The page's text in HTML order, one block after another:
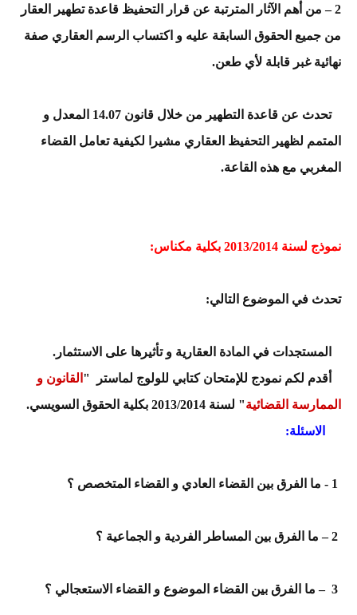
2 – من أهم الآثار المترتبة عن قرار التحفيظ قاعدة تطهير العقار
من جميع الحقوق السابقة عليه و اكتساب الرسم العقاري صفة
نهائية غبر قابلة لأي طعن.
تحدث عن قاعدة التطهير من خلال قانون 1 4
.07 المعدل و
المتمم لظهير التحفيظ العقاري مشيرا لكيفية تعامل القضاء
المغربي مع هذه القاعة.
نموذج لسنة 2013/2014 بكلية مكناس:
تحدث في الموضوع التالي:
المستجدات في المادة العقارية و تأثيرها على الاستثمار.
أقدم لكم نمودج للإمتحان كتابي للولوج لماستر " القانون و
الممارسة القضائية" لسنة 2013/2014 بكلية الحقوق السويسي.
الاسئلة: